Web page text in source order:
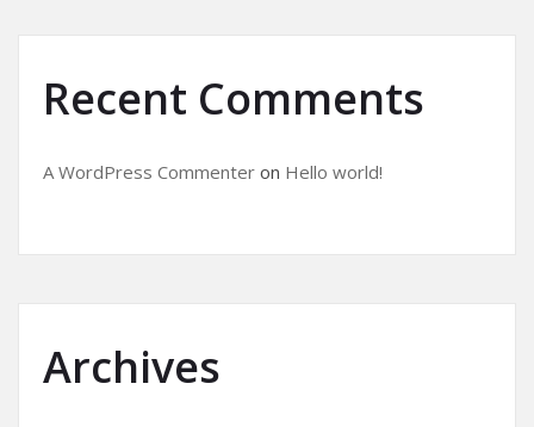
Recent Comments
A WordPress Commenter on Hello world!
Archives